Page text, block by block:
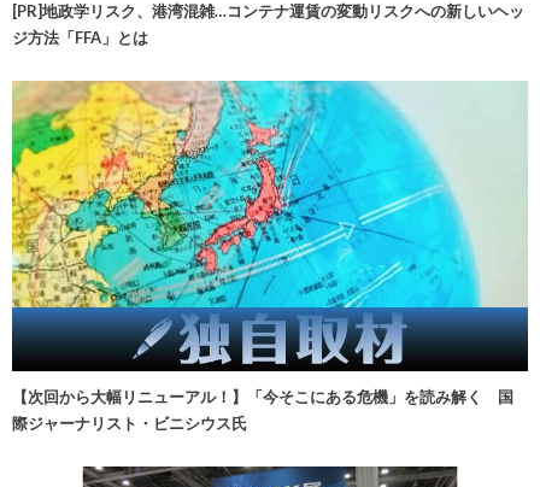
[PR]地政学リスク、港湾混雑…コンテナ運賃の変動リスクへの新しいヘッ
ジ方法「FFA」とは
【次回から大幅リニューアル！】「今そこにある危機」を読み解く 国
際ジャーナリスト・ビニシウス氏